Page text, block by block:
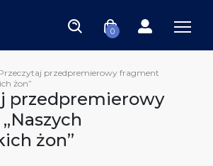
0
przedpremierowy fragment
żon”
przedpremierowy
żon”